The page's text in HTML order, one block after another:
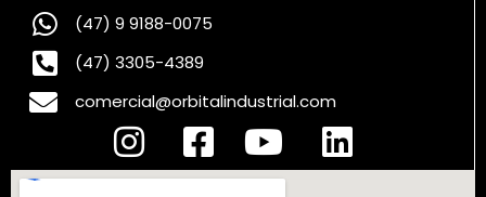
(47) 9 9188-0075
(47) 3305-4389
comercial@orbitalindustrial.com